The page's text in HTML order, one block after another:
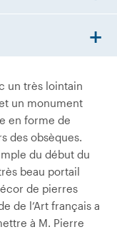
un très lointain
un monument
en forme de
des obsèques.
du début du
beau portail
de pierres
de l’Art français a
à M. Pierre